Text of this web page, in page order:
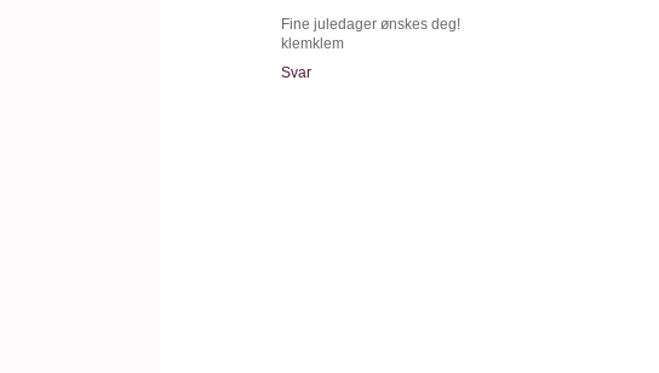
Fine juledager ønskes deg!
klemklem
Svar